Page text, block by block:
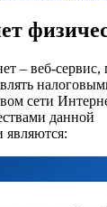
– веб-
сети
данной
являются: